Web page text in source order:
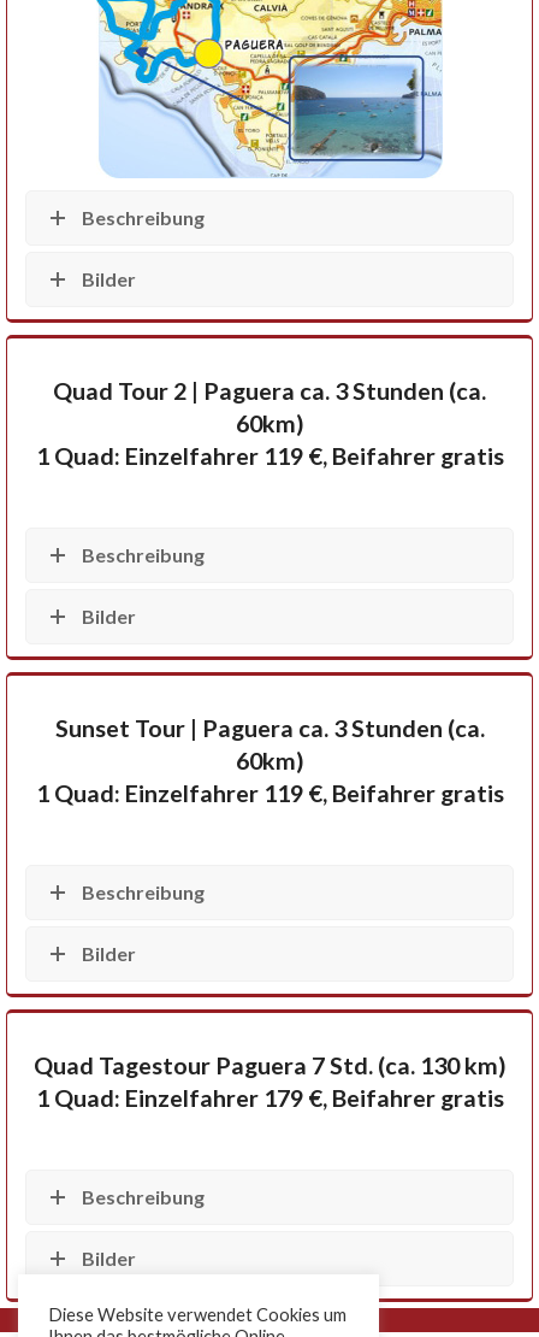
Beschreibung
Bilder
Quad Tour 2 | Paguera ca. 3 Stunden (ca.
60km)
1 Quad: Einzelfahrer 119 €, Beifahrer gratis
Beschreibung
Bilder
Sunset Tour | Paguera ca. 3 Stunden (ca.
60km)
1 Quad: Einzelfahrer 119 €, Beifahrer gratis
Beschreibung
Bilder
Quad Tagestour Paguera 7 Std. (ca. 130 km)
1 Quad: Einzelfahrer 179 €, Beifahrer gratis
Beschreibung
Bilder
Diese Website verwendet Cookies um